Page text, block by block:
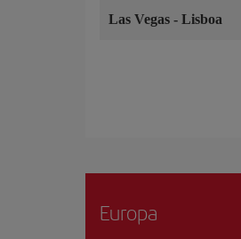
Las Vegas - Lisboa
Europa